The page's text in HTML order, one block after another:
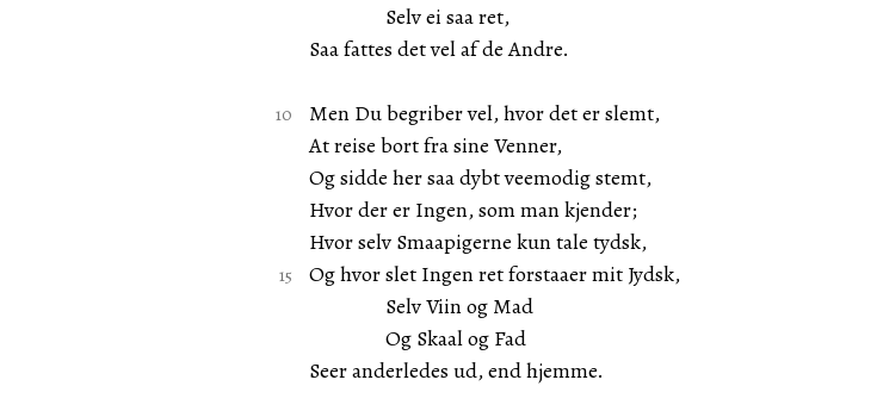
Selv ei saa ret,
Saa fattes det vel af de Andre.
Men Du begriber vel, hvor det er slemt,
At reise bort fra sine Venner,
Og sidde her saa dybt veemodig stemt,
Hvor der er Ingen, som man kjender;
Hvor selv Smaapigerne kun tale tydsk,
Og hvor slet Ingen ret forstaaer mit Jydsk,
Selv Viin og Mad
Og Skaal og Fad
Seer anderledes ud, end hjemme.